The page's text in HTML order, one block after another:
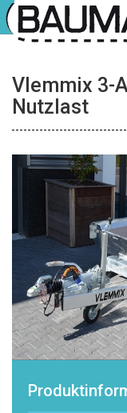
Vlemmix 3-
Nutzlast